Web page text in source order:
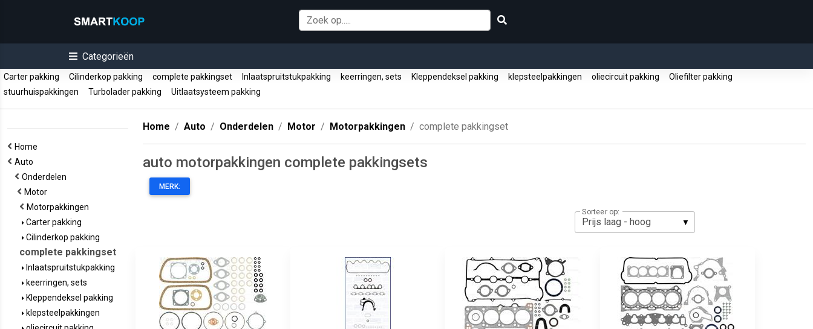
Categorieën
Carter pakking Cilinderkop pakking complete pakkingset Inlaatspruitstukpakking keerringen, sets Kleppendeksel pakking klepsteelpakkingen oliecircuit pakking
Oliefilter pakking
stuurhuispakkingen
Turbolader pakking Uitlaatsysteem pakking
Home
Auto
Onderdelen
Motor
Motorpakkingen
Carter pakking
Cilinderkop pakking
complete pakkingset
Inlaatspruitstukpakking
keerringen, sets
Kleppendeksel pakking
klepsteelpakkingen
Home Auto Onderdelen Motor Motorpakkingen complete pakkingset
auto motorpakkingen complete pakkingsets
MERK:
Sorteer op: